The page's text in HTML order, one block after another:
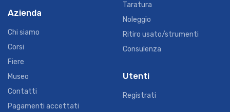
Azienda
Chi siamo
Corsi
Fiere
Museo
Contatti
Pagamenti accettati
Taratura
Noleggio
Ritiro usato/strumenti
Consulenza
Utenti
Registrati